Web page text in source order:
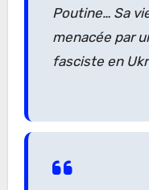
Poutine… Sa
menacée par
fasciste en